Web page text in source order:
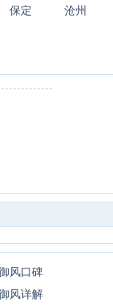
保定
沧州
风口碑
风详解